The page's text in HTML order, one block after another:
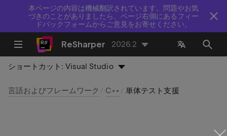
本ページの内容は機械翻訳されています。問題やお気
づきのことがありましたら、ページ右側にあるフィー
ドバックフォームからご意見をお寄せください。
ReSharper 2026.2
ショートカット:Visual Studio
言語およびフレームワーク C++ 単体テスト支援